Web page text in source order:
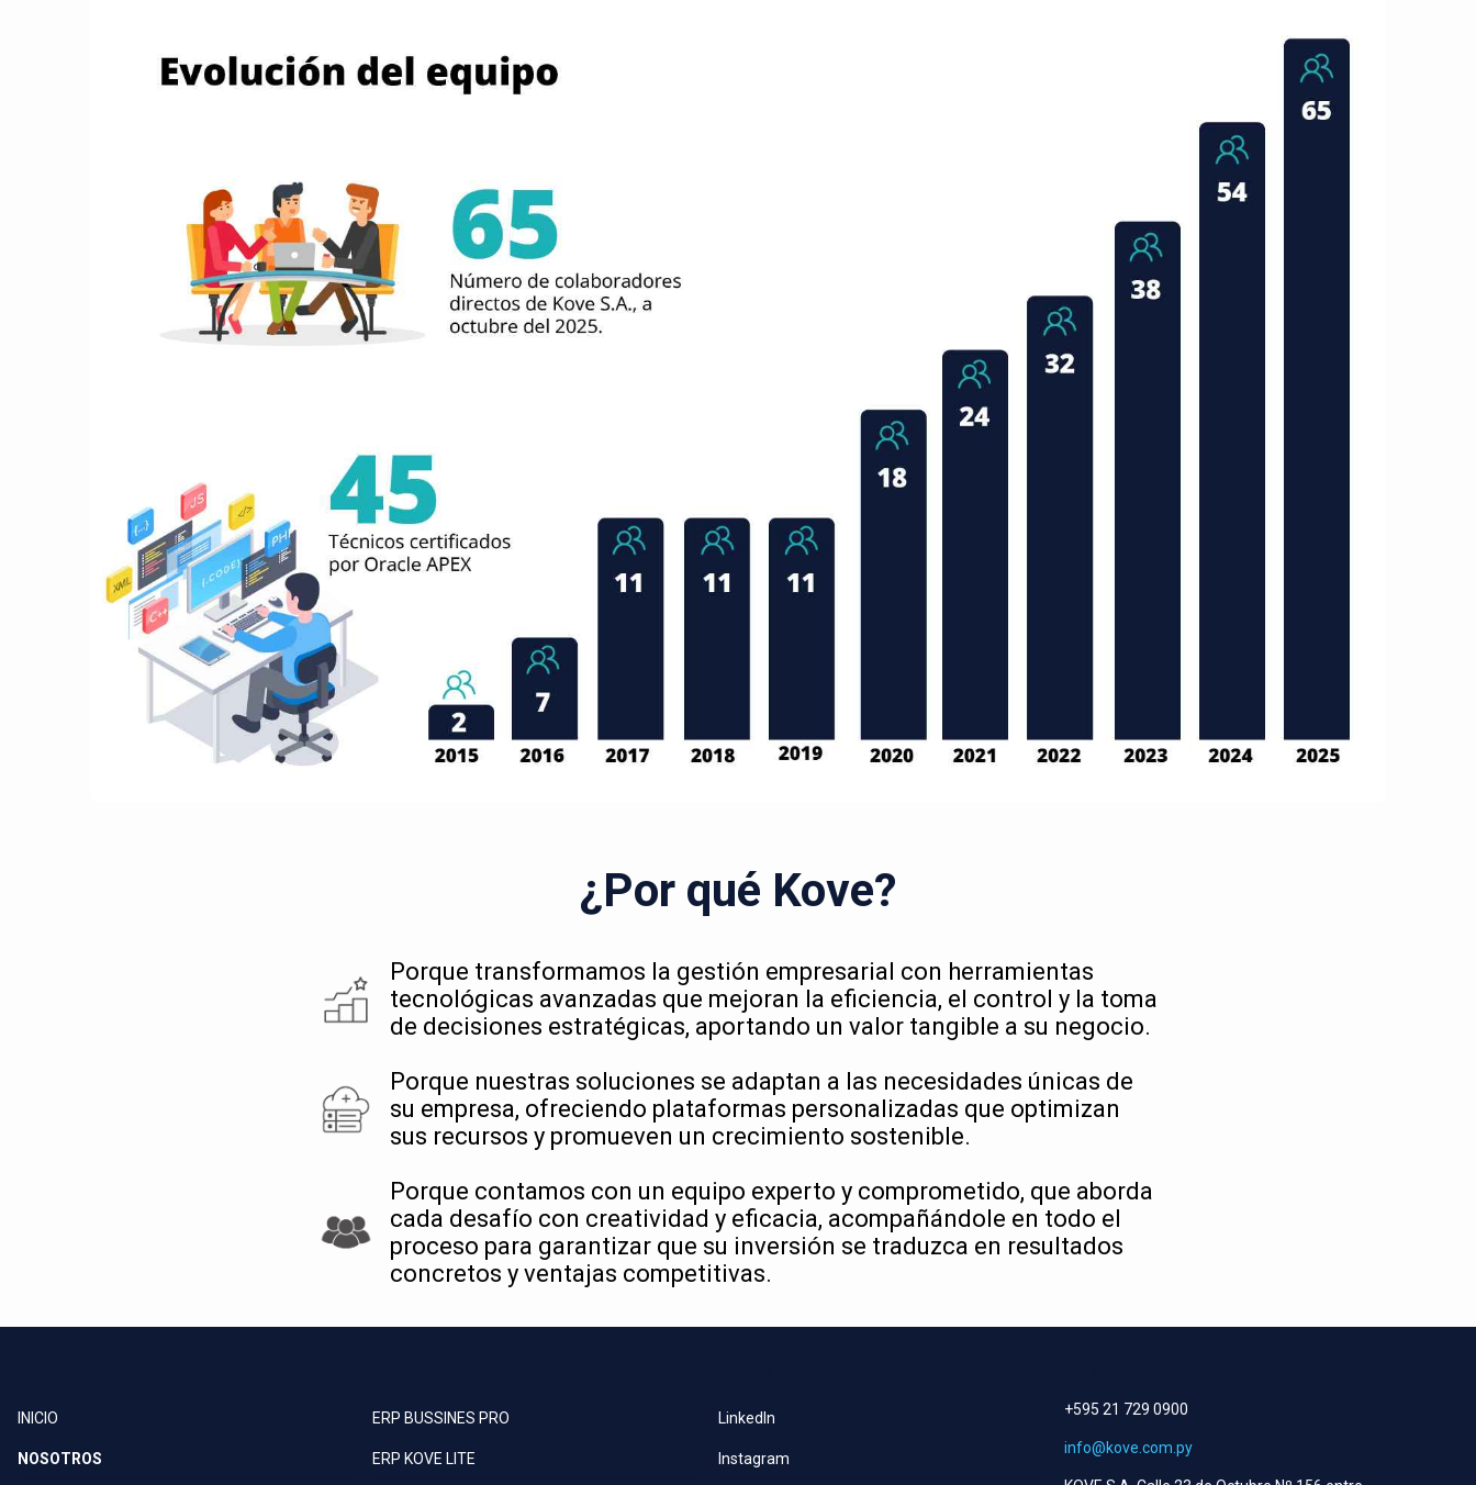
¿Por qué Kove?
Porque transformamos la gestión empresarial con herramientas
tecnológicas avanzadas que mejoran la eficiencia, el control y la toma
de decisiones estratégicas, aportando un valor tangible a su negocio.
Porque nuestras soluciones se adaptan a las necesidades únicas de
su empresa, ofreciendo plataformas personalizadas que optimizan
sus recursos y promueven un crecimiento sostenible.
Porque contamos con un equipo experto y comprometido, que aborda
cada desafío con creatividad y eficacia, acompañándole en todo el
proceso para garantizar que su inversión se traduzca en resultados
concretos y ventajas competitivas.
INICIO
NOSOTROS
ERP BUSSINES PRO
ERP KOVE LITE
LinkedIn
Instagram
+595 21 729 0900
info@kove.com.py